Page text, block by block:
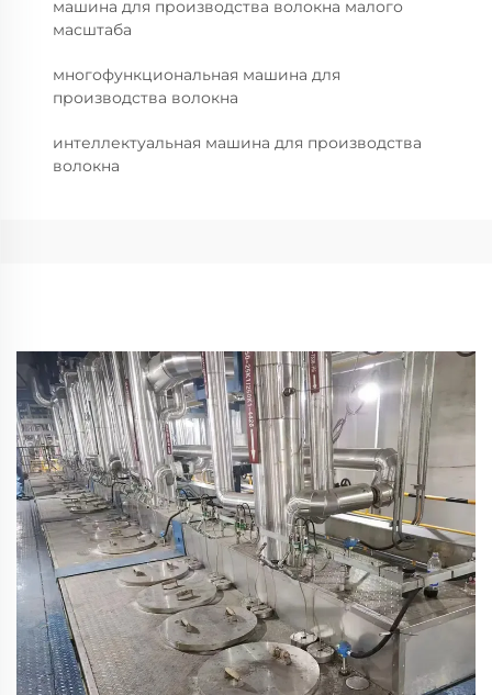
машина для производства волокна малого
масштаба
многофункциональная машина для
производства волокна
интеллектуальная машина для производства
волокна